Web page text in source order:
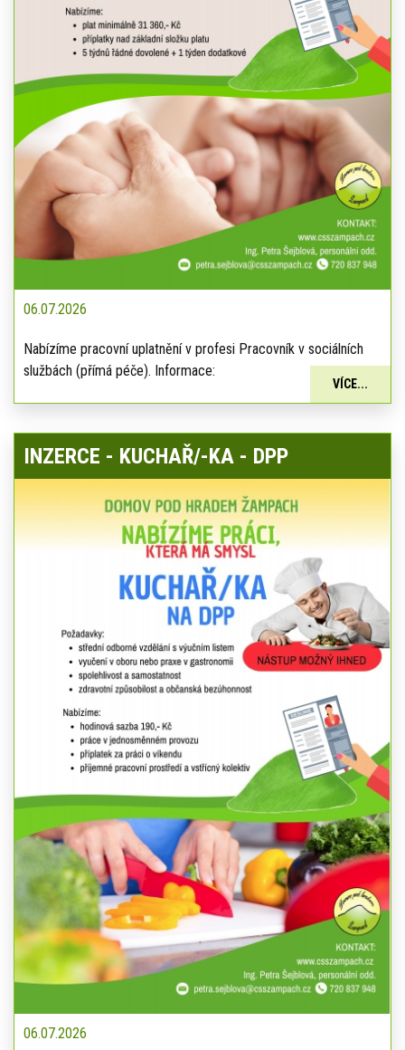
06.07.2026
Nabízíme pracovní uplatnění v profesi Pracovník v sociálních
službách (přímá péče). Informace:
VÍCE...
INZERCE - KUCHAŘ/-KA - DPP
06.07.2026